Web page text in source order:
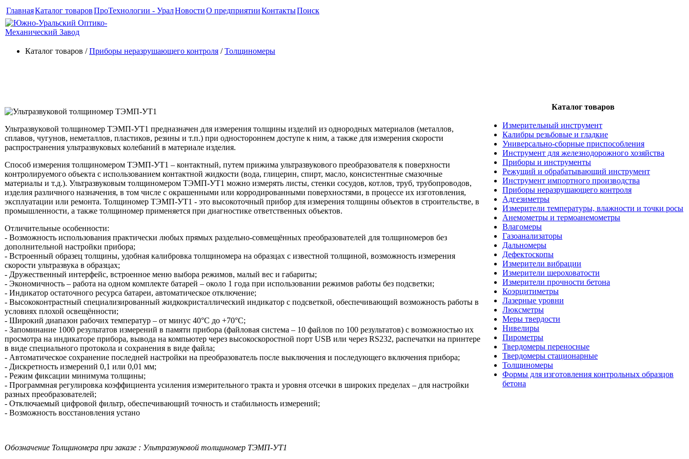
ГлавнаяКаталог товаровПроТехнологии - УралНовостиО предприятииКонтактыПоиск
Каталог товаров /Приборы неразрушающего контроля /Толщиномеры
Ультразвуковой толщиномер ТЭМП-УТ1 предназначен для измерения толщины изделий из однородных материалов (металлов,
сплавов, чугунов, неметаллов, пластиков, резины и т.п.) при одностороннем доступе к ним, а также для измерения скорости
распространения ультразвуковых колебаний в материале изделия.
Способ измерения толщиномером ТЭМП-УТ1 – контактный, путем прижима ультразвукового преобразователя к поверхности
контролируемого объекта с использованием контактной жидкости (вода, глицерин, спирт, масло, консистентные смазочные
материалы и т.д.). Ультразвуковым толщиномером ТЭМП-УТ1 можно измерять листы, стенки сосудов, котлов, труб, трубопроводов,
изделия различного назначения, в том числе с окрашенными или корродированными поверхностями, в процессе их изготовления,
эксплуатации или ремонта. Толщиномер ТЭМП-УТ1 - это высокоточный прибор для измерения толщины объектов в строительстве, в
промышленности, а также толщиномер применяется при диагностике ответственных объектов.
Отличительные особенности:
- Возможность использования практически любых прямых раздельно-совмещённых преобразователей для толщиномеров без
дополнительной настройки прибора;
- Встроенный образец толщины, удобная калибровка толщиномера на образцах с известной толщиной, возможность измерения
скорости ультразвука в образцах;
- Дружественный интерфейс, встроенное меню выбора режимов, малый вес и габариты;
- Экономичность – работа на одном комплекте батарей – около 1 года при использовании режимов работы без подсветки;
- Индикатор остаточного ресурса батареи, автоматическое отключение;
- Высококонтрастный специализированный жидкокристаллический индикатор с подсветкой, обеспечивающий возможность работы в
условиях плохой освещённости;
- Широкий диапазон рабочих температур – от минус 40°С до +70°С;
- Запоминание 1000 результатов измерений в памяти прибора (файловая система – 10 файлов по 100 результатов) с возможностью их
просмотра на индикаторе прибора, вывода на компьютер через высокоскоростной порт USB или через RS232, распечатки на принтере
в виде специального протокола и сохранения в виде файла;
- Автоматическое сохранение последней настройки на преобразователь после выключения и последующего включения прибора;
- Дискретность измерений 0,1 или 0,01 мм;
- Режим фиксации минимума толщины;
- Программная регулировка коэффициента усиления измерительного тракта и уровня отсечки в широких пределах – для настройки
разных преобразователей;
- Отключаемый цифровой фильтр, обеспечивающий точность и стабильность измерений;
- Возможность восстановления устано
Обозначение Толщиномера при заказе : Ультразвуковой толщиномер ТЭМП-УТ1
Каталог товаров
Измерительный инструмент
Калибры резьбовые и гладкие
Универсально-сборные приспособления
Инструмент для железнодорожного хозяйства
Приборы и инструменты
Режущий и обрабатывающий инструмент
Инструмент импортного производства
Приборы неразрушающего контроля
Адгезиметры
Измерители температуры, влажности и точки росы
Анемометры и термоанемометры
Влагомеры
Газоанализаторы
Дальномеры
Дефектоскопы
Измерители вибрации
Измерители шероховатости
Измерители прочности бетона
Коэрцитиметры
Лазерные уровни
Люксметры
Меры твердости
Нивелиры
Пирометры
Твердомеры переносные
Твердомеры стационарные
Толщиномеры
Формы для изготовления контрольных образцов
бетона